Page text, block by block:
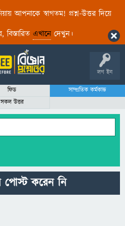
আপনাকে স্বাগতম! প্রশ্ন-উত্তর দিয়ে
বিস্তারিত এখানেদেখুন।
লগ ইন
ফিড
সাম্প্রতিক কর্মকান্ড
সকল উত্তর
করেন নি